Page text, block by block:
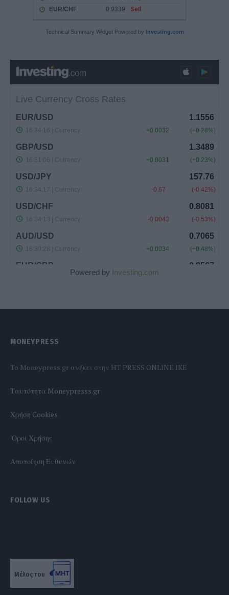
Technical Summary Widget Powered by Investing.com
Powered by Investing.com
MONEYPRESS
To Moneypress.gr ανήκει στην HT PRESS ONLINE IKE
Tαυτότητα Moneypresss.gr
Χρήση Cookies
'Οροι Χρήσης
Αποποίηση Ευθυνών
FOLLOW US
Μέλος του